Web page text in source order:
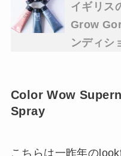
イギリス
Grow
ンディシ
Color Wow
Spray
こちらは一昨年の